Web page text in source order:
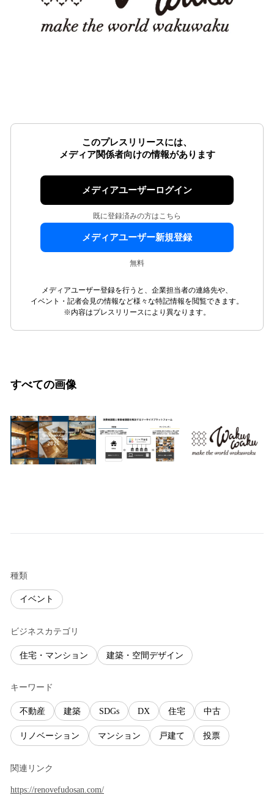
このプレスリリースには、
メディア関係者向けの情報があります
メディアユーザーログイン
既に登録済みの方はこちら
メディアユーザー新規登録
無料
メディアユーザー登録を行うと、企業担当者の連絡先や、
イベント・記者会見の情報など様々な特記情報を閲覧できます。
※内容はプレスリリースにより異なります。
すべての画像
種類
イベント
ビジネスカテゴリ
住宅・マンション 建築・空間デザイン
キーワード
不動産 建築 SDGs DX 住宅 中古
リノベーション マンション 戸建て 投票
関連リンク
https://renovefudosan.com/